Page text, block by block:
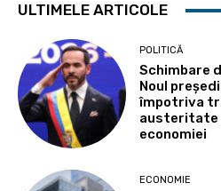
ULTIMELE ARTICOLE
POLITICĂ
Schimbare
Noul
împotriva
austeritate
economiei
ECONOMIE